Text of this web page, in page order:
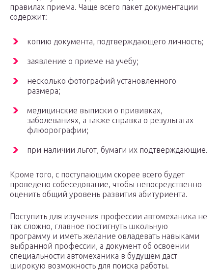
правилах приема. Чаще всего пакет документации
содержит:
копию документа, подтверждающего личность;
заявление о приеме на учебу;
несколько фотографий установленного
размера;
медицинские выписки о прививках,
заболеваниях, а также справка о результатах
флюорографии;
при наличии льгот, бумаги их подтверждающие.
Кроме того, с поступающим скорее всего будет
проведено собеседование, чтобы непосредственно
оценить общий уровень развития абитуриента.
Поступить для изучения профессии автомеханика не
так сложно, главное постигнуть школьную
программу и иметь желание овладевать навыками
выбранной профессии, а документ об освоении
специальности автомеханика в будущем даст
широкую возможность для поиска работы.